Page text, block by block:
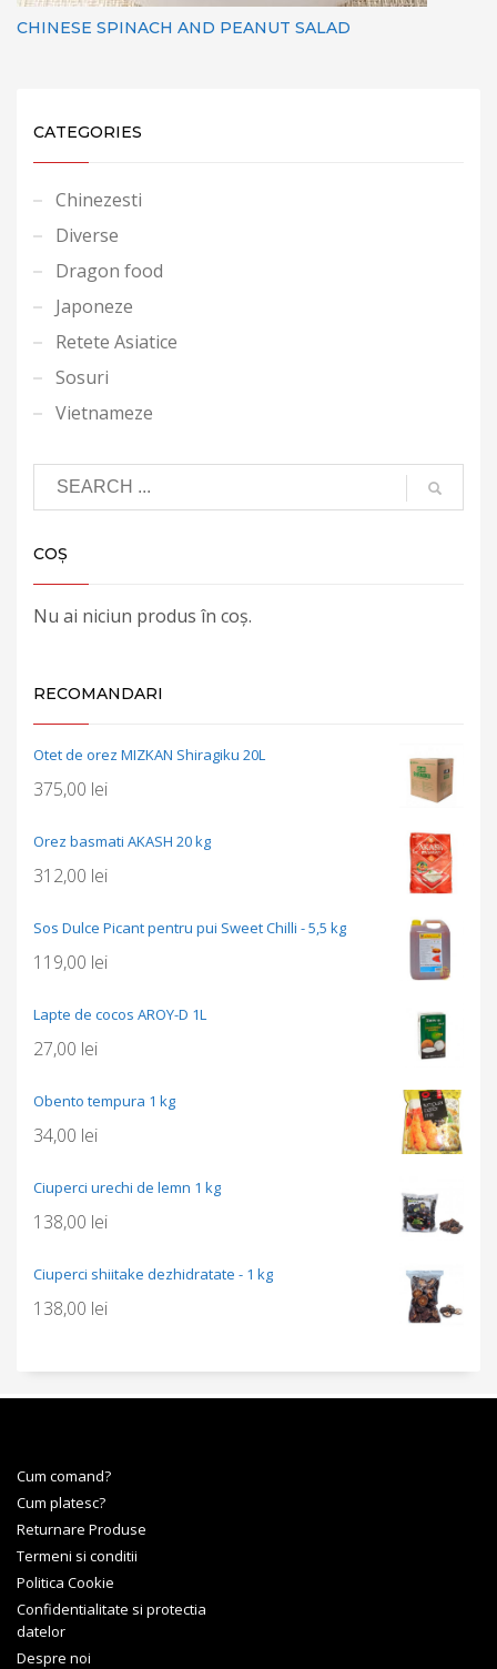
CHINESE SPINACH AND PEANUT SALAD
CATEGORIES
Chinezesti
Diverse
Dragon food
Japoneze
Retete Asiatice
Sosuri
Vietnameze
COȘ
Nu ai niciun produs în coș.
RECOMANDARI
Otet de orez MIZKAN Shiragiku 20L
375,00 lei
Orez basmati AKASH 20 kg
312,00 lei
Sos Dulce Picant pentru pui Sweet Chilli - 5,5 kg
119,00 lei
Lapte de cocos AROY-D 1L
27,00 lei
Obento tempura 1 kg
34,00 lei
Ciuperci urechi de lemn 1 kg
138,00 lei
Ciuperci shiitake dezhidratate - 1 kg
138,00 lei
Cum comand?
Cum platesc?
Returnare Produse
Termeni si conditii
Politica Cookie
Confidentialitate si protectia
datelor
Despre noi